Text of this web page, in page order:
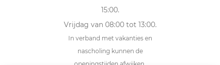
15:00.
Vrijdag van 08:00 tot 13:00.
In verband met vakanties en
nascholing kunnen de